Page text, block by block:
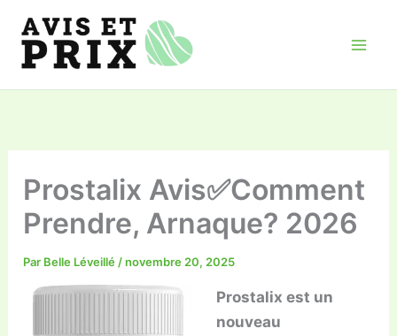
contenu
Prostalix Avis✅Comment
Prendre, Arnaque? 2026
Par Belle Léveillé /novembre 20, 2025
Prostalix est un
nouveau